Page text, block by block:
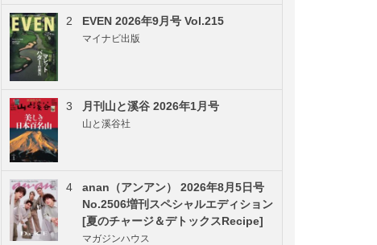
2 EVEN 2026年9月号 Vol.215
マイナビ出版
3 月刊山と溪谷 2026年1月号
山と溪谷社
4
anan（アンアン） 2026年8月5日号
No.2506増刊スペシャルエディション
[夏のチャージ＆デトックスRecipe]
マガジンハウス